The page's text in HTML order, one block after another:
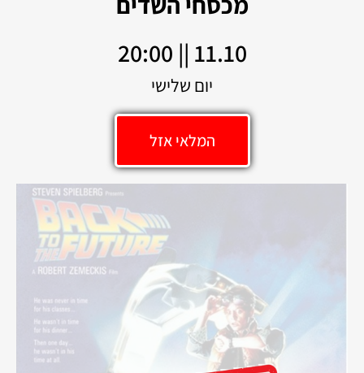
11.10 || 20:00
יום שלישי
המלאי אזל